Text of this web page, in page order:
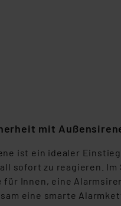
mit
ist ein idealer
sofort zu reagieren. Im
Innen, eine
eine smarte